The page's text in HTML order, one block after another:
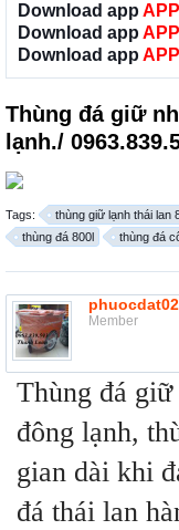
Download app
Download app
Download app
Thùng đá giữ
lạnh./
Tags: thùng giữ lạnh thái lan
thùng đá 800l
thùng đá
phuocdat02
Member
Thùng đá
đông lạnh,
gian dài khi
đá thái lan